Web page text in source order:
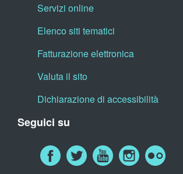
Servizi online
Elenco siti tematici
Fatturazione elettronica
Valuta il sito
Dichiarazione di accessibilità
Seguici su